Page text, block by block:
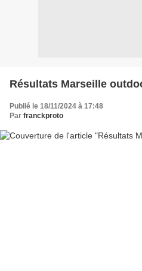
Résultats Marseille
Publié le 18/11/2024 à 17:48
Par franckproto